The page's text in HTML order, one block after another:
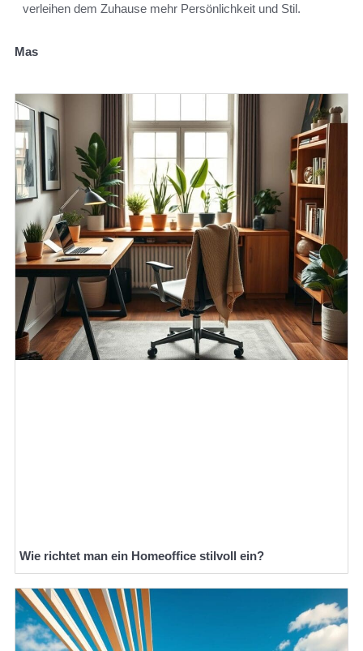
verleihen dem Zuhause mehr Persönlichkeit und Stil.
Mas
Wie richtet man ein Homeoffice stilvoll ein?